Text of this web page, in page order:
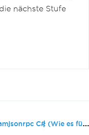
nächste Stufe
streamjsonrpc C# (Wie es für Entwi...